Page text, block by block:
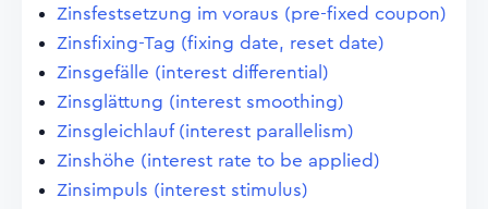
Zinsfestsetzung im voraus (pre-fixed coupon)
Zinsfixing-Tag (fixing date, reset date)
Zinsgefälle (interest differential)
Zinsglättung (interest smoothing)
Zinsgleichlauf (interest parallelism)
Zinshöhe (interest rate to be applied)
Zinsimpuls (interest stimulus)